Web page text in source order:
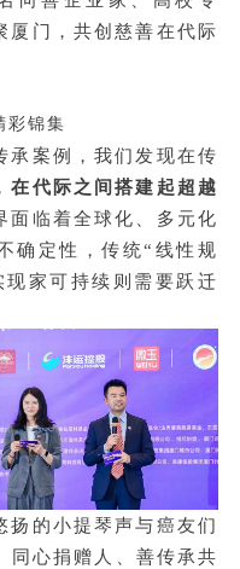
厦门，共创慈善在代际
彩锦集
承案例，我们发现在传
在代际之间搭建起超越
面临着全球化、多元化
确定性，传统“线性规
家可持续则需要跃迁
扬的小提琴声与癌友们
同心捐赠人、善传承共